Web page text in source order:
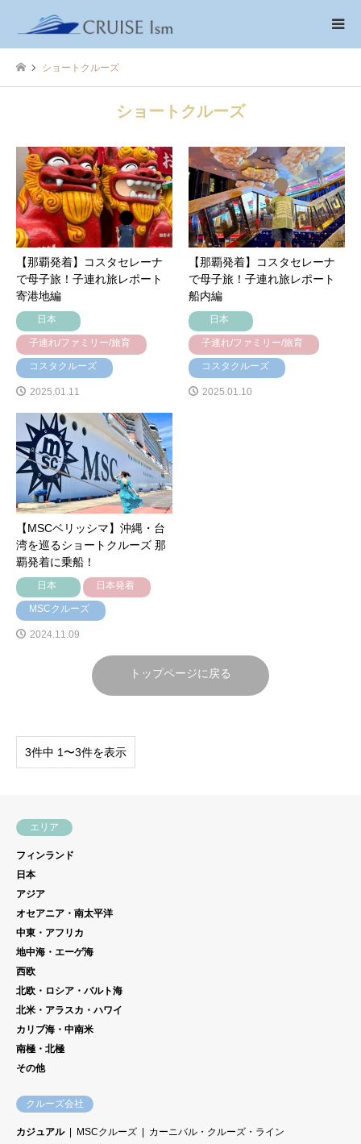
ショートクルーズ
ショートクルーズ
【那覇発着】コスタセレーナ
で母子旅！子連れ旅レポート
寄港地編
日本
子連れ/ファミリー/旅育
コスタクルーズ
2025.01.11
【那覇発着】コスタセレーナ
で母子旅！子連れ旅レポート
船内編
日本
子連れ/ファミリー/旅育
コスタクルーズ
2025.01.10
【MSCベリッシマ】沖縄・台
湾を巡るショートクルーズ 那
覇発着に乗船！
日本 日本発着
MSCクルーズ
2024.11.09
トップページに戻る
3件中 1〜3件を表示
エリア
フィンランド
日本
アジア
オセアニア・南太平洋
中東・アフリカ
地中海・エーゲ海
西欧
北欧・ロシア・バルト海
北米・アラスカ・ハワイ
カリブ海・中南米
南極・北極
その他
クルーズ会社
カジュアル MSCクルーズ
カーニバル・クルーズ・ライン